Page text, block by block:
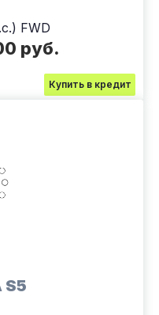
FWD
руб.
Купить в кредит
S5